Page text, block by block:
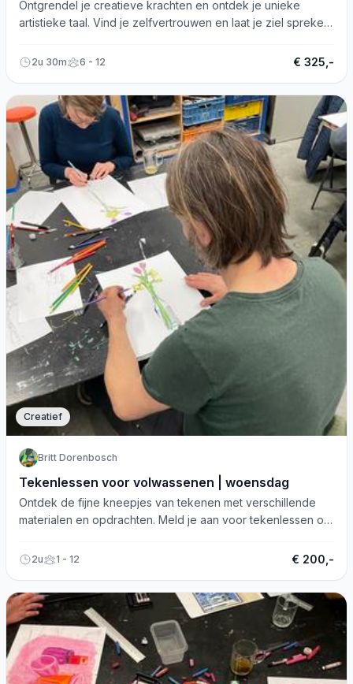
Ontgrendel je creatieve krachten en ontdek je unieke
artistieke taal. Vind je zelfvertrouwen en laat je ziel spreken
2u 30m 6 - 12 € 325,-
Creatief
Britt Dorenbosch
Tekenlessen voor volwassenen | woensdag
Ontdek de fijne kneepjes van tekenen met verschillende
materialen en opdrachten. Meld je aan voor tekenlessen op
2u 1 - 12 € 200,-